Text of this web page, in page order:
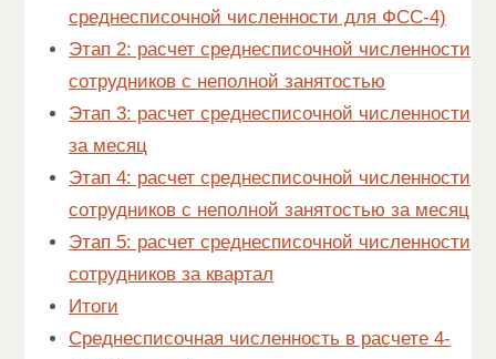
среднесписочной численности для ФСС-4)
Этап 2: расчет среднесписочной численности
сотрудников с неполной занятостью
Этап 3: расчет среднесписочной численности
за месяц
Этап 4: расчет среднесписочной численности
сотрудников с неполной занятостью за месяц
Этап 5: расчет среднесписочной численности
сотрудников за квартал
Итоги
Среднесписочная численность в расчете 4-